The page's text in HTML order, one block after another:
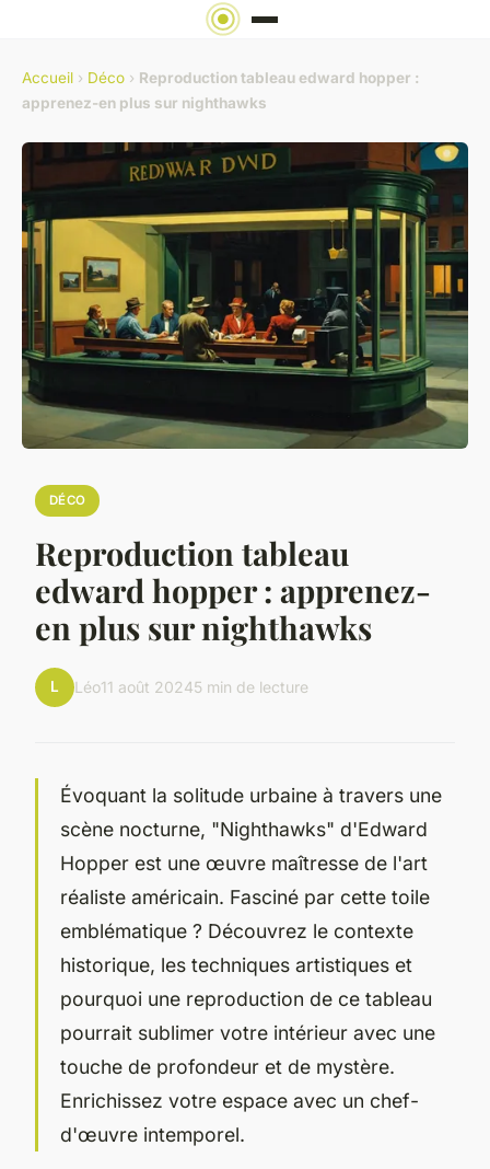
Accueil › Déco › Reproduction tableau edward hopper :
apprenez-en plus sur nighthawks
DÉCO
Reproduction tableau
edward hopper : apprenez-
en plus sur nighthawks
L Léo11 août 20245 min de lecture
Évoquant la solitude urbaine à travers une
scène nocturne, "Nighthawks" d'Edward
Hopper est une œuvre maîtresse de l'art
réaliste américain. Fasciné par cette toile
emblématique ? Découvrez le contexte
historique, les techniques artistiques et
pourquoi une reproduction de ce tableau
pourrait sublimer votre intérieur avec une
touche de profondeur et de mystère.
Enrichissez votre espace avec un chef-
d'œuvre intemporel.